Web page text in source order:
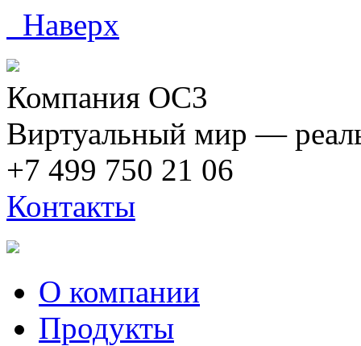
Наверх
Компания ОС3
Виртуальный мир —
+7 499 750 21 06
Контакты
О компании
Продукты